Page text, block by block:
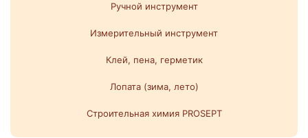
Ручной инструмент
Измерительный инструмент
Клей, пена, герметик
Лопата (зима, лето)
Строительная химия PROSEPT